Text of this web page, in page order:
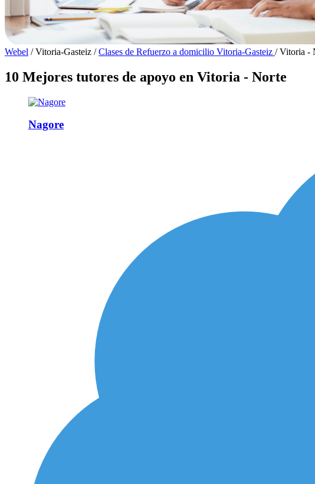
Webel / Vitoria-Gasteiz / Clases de Refuerzo a domicilio Vitoria-Gasteiz / Vitoria -
10 Mejores tutores de apoyo en Vitoria - Norte
Nagore